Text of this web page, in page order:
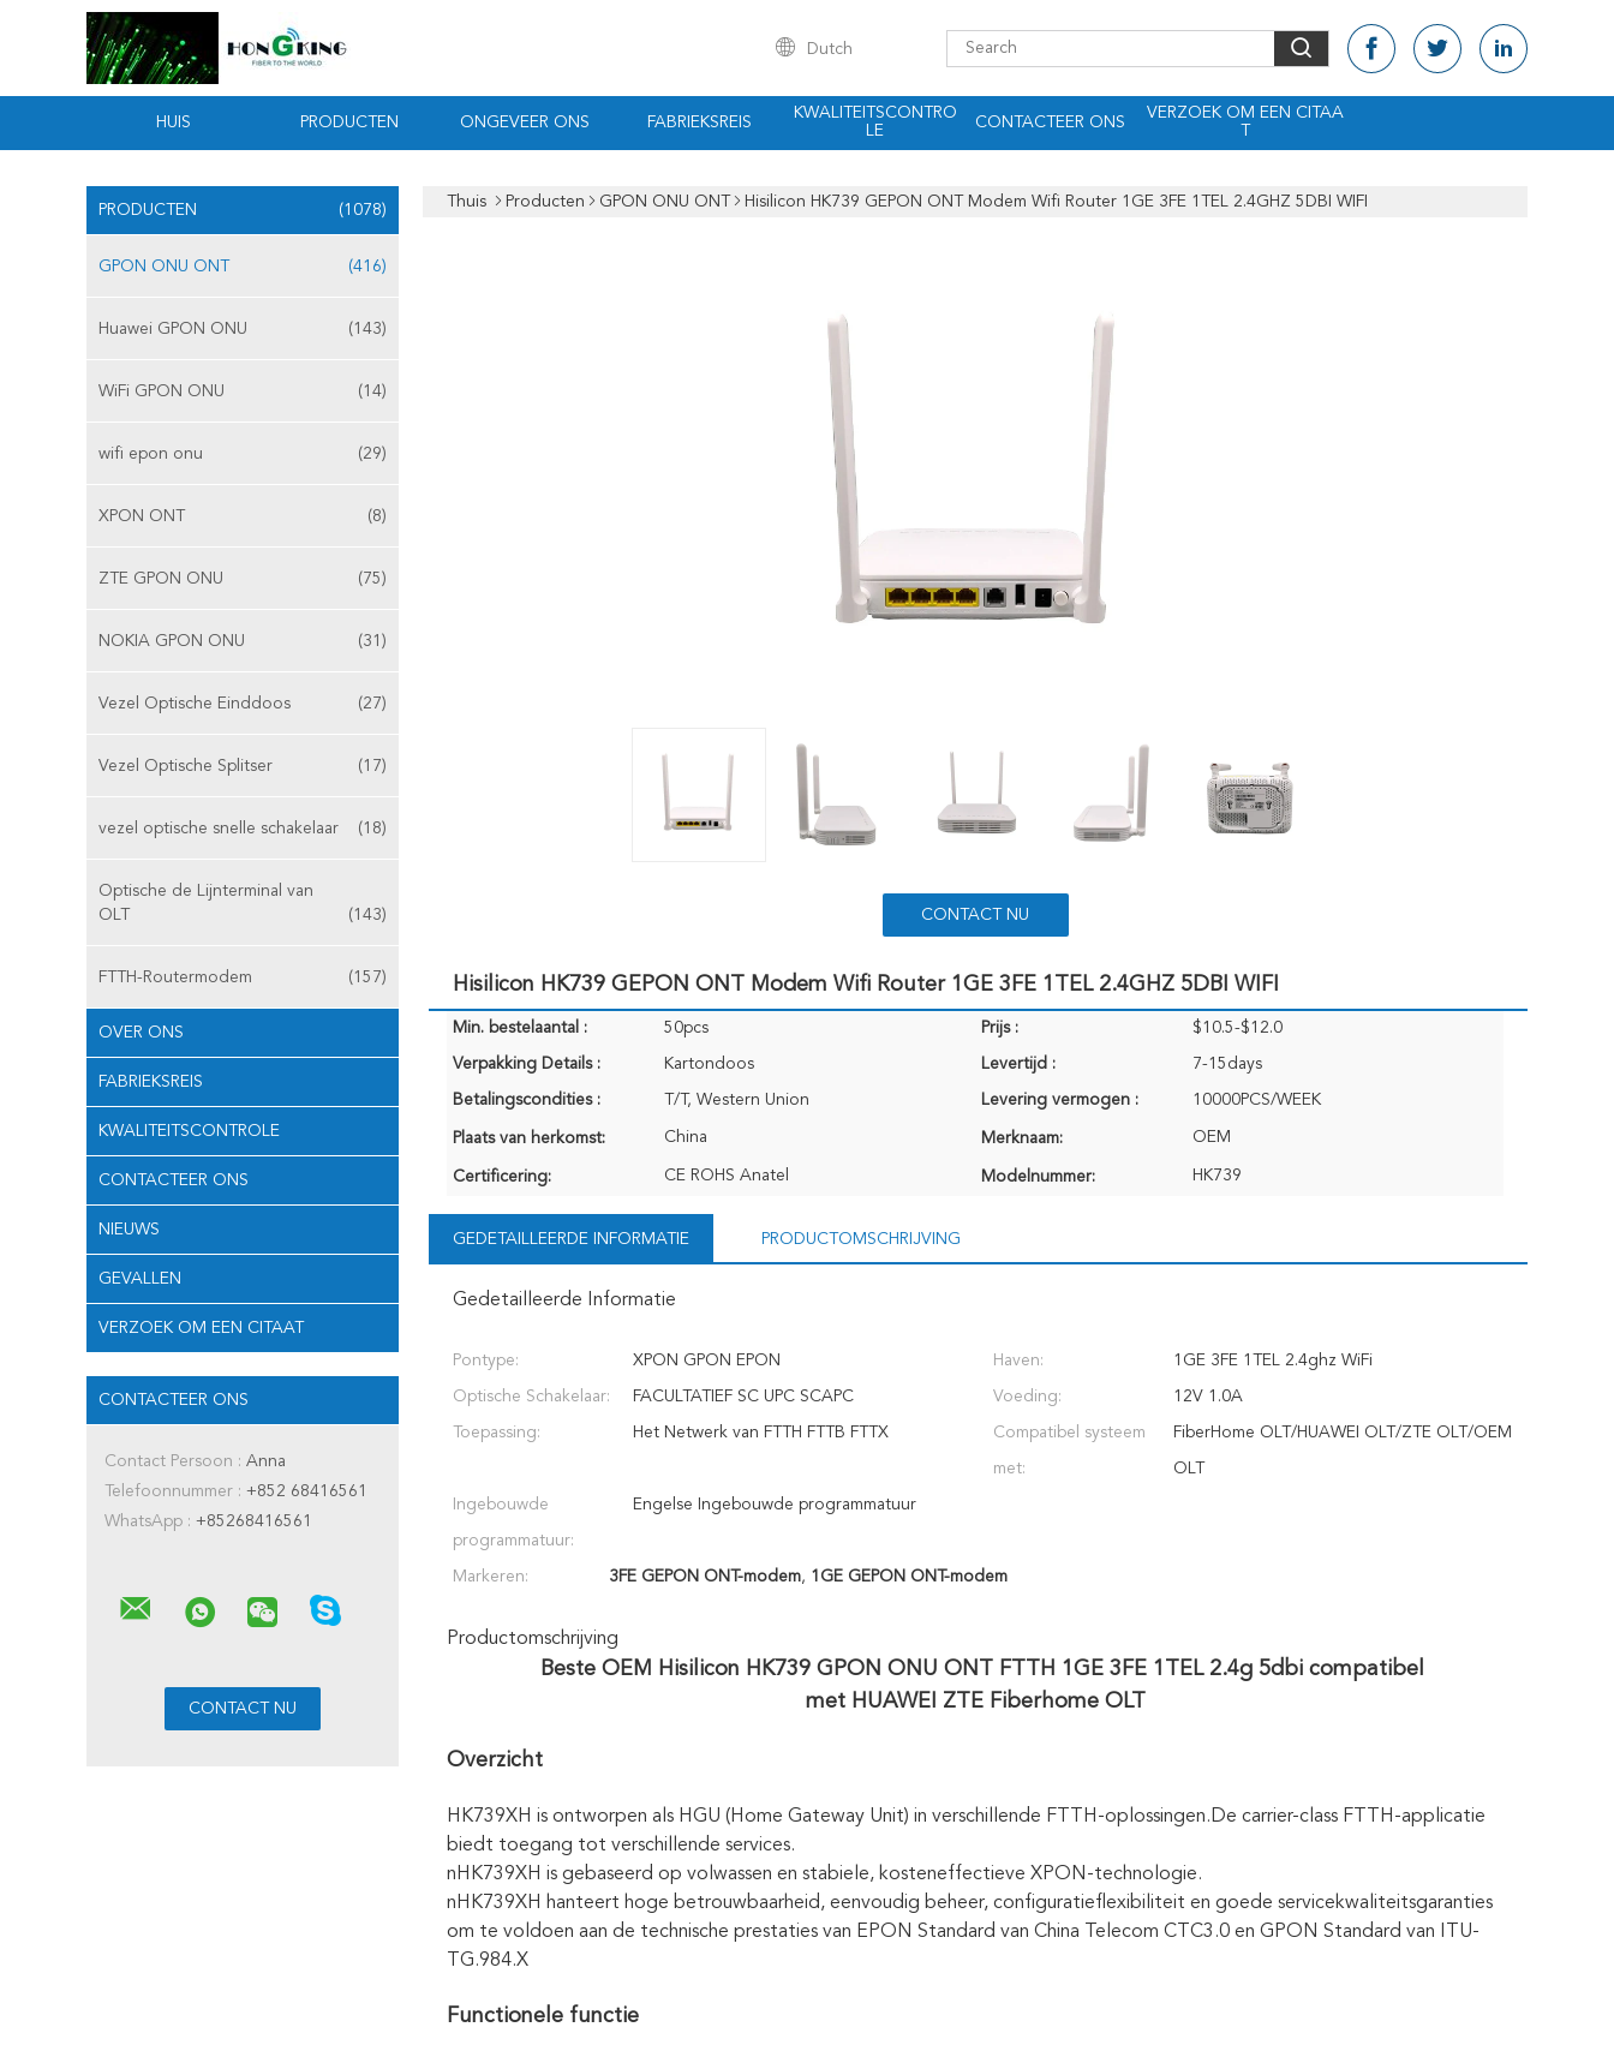
Dutch
HUIS PRODUCTEN ONGEVEER ONS FABRIEKSREIS
KWALITEITSCONTRO
LE
CONTACTEER ONS
VERZOEK OM EEN CITAA
PRODUCTEN (1078)
GPON ONU ONT (416)
Huawei GPON ONU (143)
WiFi GPON ONU (14)
wifi epon onu (29)
XPON ONT (8)
ZTE GPON ONU (75)
NOKIA GPON ONU (31)
Vezel Optische Einddoos (27)
Vezel Optische Splitser (17)
vezel optische snelle schakelaar (18)
Optische de Lijnterminal van
OLT
(143)
FTTH-Routermodem (157)
OVER ONS
FABRIEKSREIS
KWALITEITSCONTROLE
CONTACTEER ONS
NIEUWS
GEVALLEN
VERZOEK OM EEN CITAAT
CONTACTEER ONS
Contact Persoon : Anna
Telefoonnummer : +852 68416561
WhatsApp : +85268416561
Thuis Producten GPON ONU ONT Hisilicon HK739 GEPON ONT Modem Wifi Router 1GE 3FE 1TEL 2.4GHZ 5DBI WIFI
CONTACT NU
Hisilicon HK739 GEPON ONT Modem Wifi Router 1GE 3FE 1TEL 2.4GHZ 5DBI WIFI
Min. bestelaantal : 50pcs Prijs : $10.5-$12.0
Verpakking Details : Kartondoos Levertijd : 7-15days
Betalingscondities : T/T, Western Union Levering vermogen : 10000PCS/WEEK
Plaats van herkomst: China Merknaam: OEM
Certificering: CE ROHS Anatel Modelnummer: HK739
GEDETAILLEERDE INFORMATIE PRODUCTOMSCHRIJVING
Gedetailleerde Informatie
Pontype: XPON GPON EPON Haven: 1GE 3FE 1TEL 2.4ghz WiFi
Optische Schakelaar: FACULTATIEF SC UPC SCAPC Voeding: 12V 1.0A
Toepassing: Het Netwerk van FTTH FTTB FTTX Compatibel systeem
met:
FiberHome OLT/HUAWEI OLT/ZTE OLT/OEM
OLT
Ingebouwde
programmatuur:
Engelse Ingebouwde programmatuur
Markeren: 3FE GEPON ONT-modem, 1GE GEPON ONT-modem
Productomschrijving
Beste OEM Hisilicon HK739 GPON ONU ONT FTTH 1GE 3FE 1TEL 2.4g 5dbi compatibel
met HUAWEI ZTE Fiberhome OLT
Overzicht
HK739XH is ontworpen als HGU (Home Gateway Unit) in verschillende FTTH-oplossingen.De carrier-class FTTH-applicatie
biedt toegang tot verschillende services.
nHK739XH is gebaseerd op volwassen en stabiele, kosteneffectieve XPON-technologie.
nHK739XH hanteert hoge betrouwbaarheid, eenvoudig beheer, configuratieflexibiliteit en goede servicekwaliteitsgaranties
om te voldoen aan de technische prestaties van EPON Standard van China Telecom CTC3.0 en GPON Standard van ITU-
TG.984.X
Functionele functie